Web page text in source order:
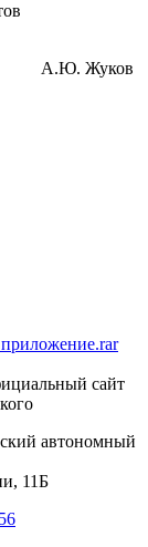
сайт
автономный
11Б